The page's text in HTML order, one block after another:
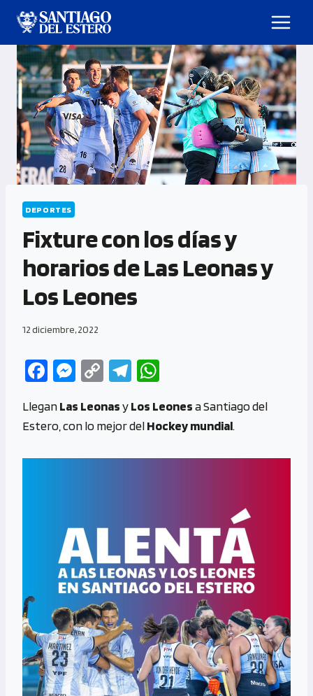
DEPORTES
Fixture con los días y
horarios de Las Leonas y
Los Leones
12 diciembre, 2022
Fa
b
o
o
M
se
n
g
C
py
Li
n
Te
gr
a
m
at
s
A
LleganLas LeonasyLos Leonesa Santiago del
Estero, con lo mejor delHockey mundial.